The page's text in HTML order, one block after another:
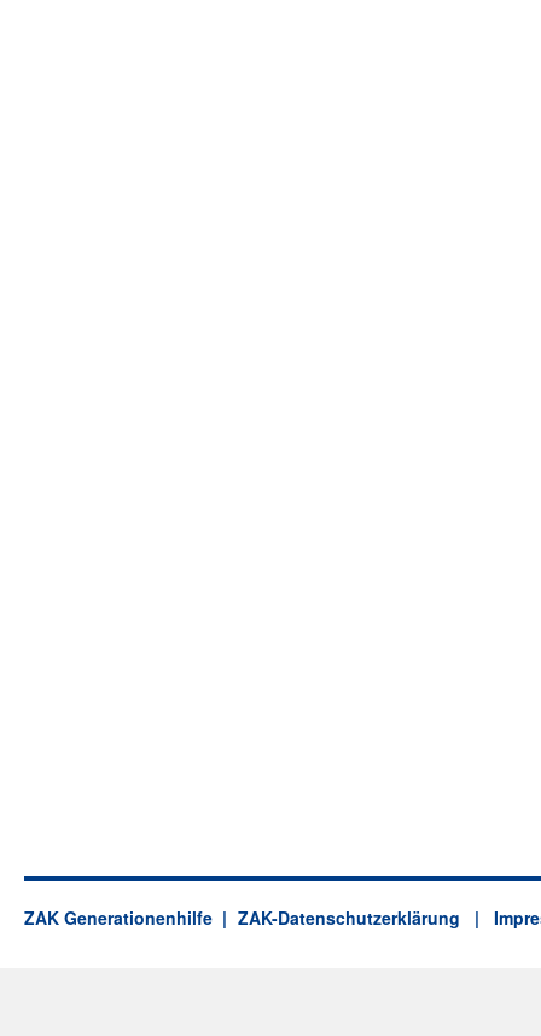
ZAK Generationenhilfe ZAK-Datenschutzerklärung |